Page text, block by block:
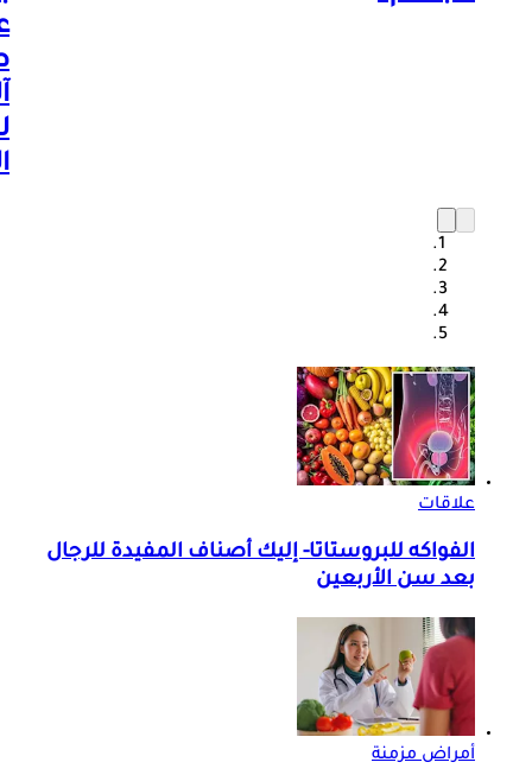
علاقات
الفواكه للبروستاتا- إليك أصناف المفيدة للرجال
بعد سن الأربعين
أمراض مزمنة